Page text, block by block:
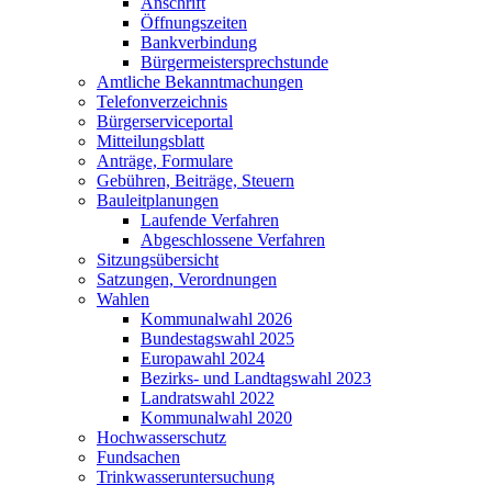
Öffnungszeiten
Bankverbindung
Bürgermeistersprechstunde
Amtliche Bekanntmachungen
Telefonverzeichnis
Bürgerserviceportal
Mitteilungsblatt
Anträge, Formulare
Gebühren, Beiträge, Steuern
Bauleitplanungen
Laufende Verfahren
Abgeschlossene Verfahren
Sitzungsübersicht
Satzungen, Verordnungen
Wahlen
Kommunalwahl 2026
Bundestagswahl 2025
Europawahl 2024
Bezirks- und Landtagswahl 2023
Landratswahl 2022
Kommunalwahl 2020
Hochwasserschutz
Fundsachen
Trinkwasseruntersuchung